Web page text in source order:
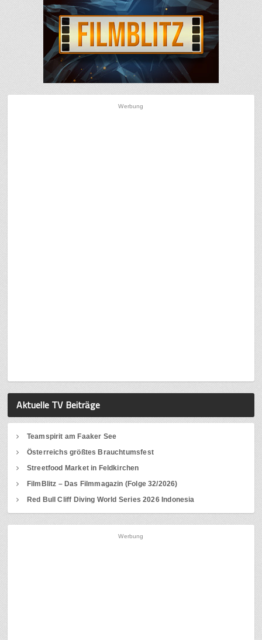
Werbung
Aktuelle TV Beiträge
Teamspirit am Faaker See
Österreichs größtes Brauchtumsfest
Streetfood Market in Feldkirchen
FilmBlitz – Das Filmmagazin (Folge 32/2026)
Red Bull Cliff Diving World Series 2026 Indonesia
Werbung